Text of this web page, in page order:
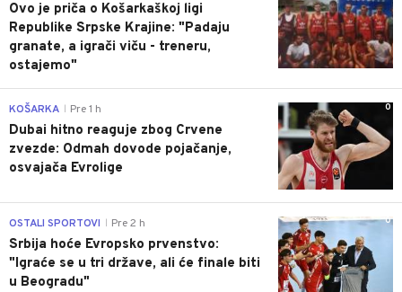
Ovo je priča o Košarkaškoj ligi
Republike Srpske Krajine: "Padaju
granate, a igrači viču - treneru,
ostajemo"
0
KOŠARKA Pre 1 h
Dubai hitno reaguje zbog Crvene
zvezde: Odmah dovode pojačanje,
osvajača Evrolige
0
OSTALI SPORTOVI Pre 2 h
Srbija hoće Evropsko prvenstvo:
"Igraće se u tri države, ali će finale biti
u Beogradu"